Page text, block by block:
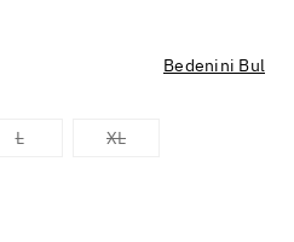
Bedenini Bul
L XL